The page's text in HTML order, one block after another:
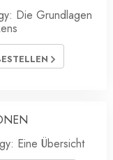
Die Grundlagen
Eine Übersicht